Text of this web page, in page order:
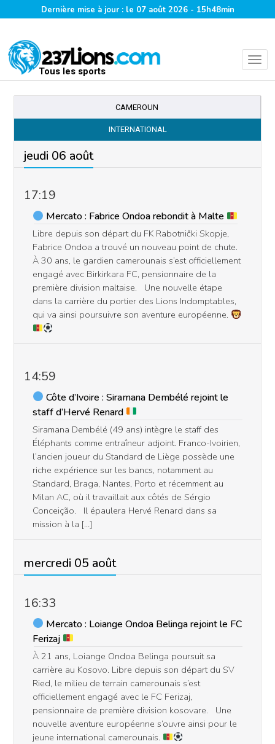
Dernière mise à jour : le 07 août 2026 - 15h48min
Tous les sports
CAMEROUN
INTERNATIONAL
jeudi 06 août
17:19
Mercato : Fabrice Ondoa rebondit à Malte
Libre depuis son départ du FK Rabotnički Skopje,
Fabrice Ondoa a trouvé un nouveau point de chute.
À 30 ans, le gardien camerounais s’est officiellement
engagé avec Birkirkara FC, pensionnaire de la
première division maltaise. Une nouvelle étape
dans la carrière du portier des Lions Indomptables,
qui va ainsi poursuivre son aventure européenne.
14:59
Côte d’Ivoire : Siramana Dembélé rejoint le
staff d’Hervé Renard
Siramana Dembélé (49 ans) intègre le staff des
Éléphants comme entraîneur adjoint. Franco-Ivoirien,
l’ancien joueur du Standard de Liège possède une
riche expérience sur les bancs, notamment au
Standard, Braga, Nantes, Porto et récemment au
Milan AC, où il travaillait aux côtés de Sérgio
Conceição. Il épaulera Hervé Renard dans sa
mission à la […]
mercredi 05 août
16:33
Mercato : Loiange Ondoa Belinga rejoint le FC
Ferizaj
À 21 ans, Loiange Ondoa Belinga poursuit sa
carrière au Kosovo. Libre depuis son départ du SV
Ried, le milieu de terrain camerounais s’est
officiellement engagé avec le FC Ferizaj,
pensionnaire de première division kosovare. Une
nouvelle aventure européenne s’ouvre ainsi pour le
jeune international camerounais.